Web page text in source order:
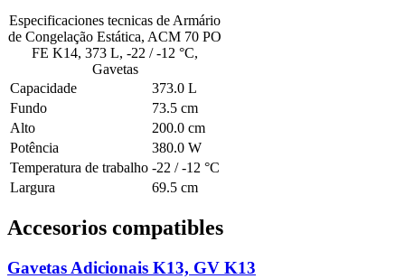
Especificaciones tecnicas de Armário
de Congelação Estática, ACM 70 PO
FE K14, 373 L, -22 / -12 °C,
Gavetas
Capacidade
373.0 L
Fundo
73.5 cm
Alto
200.0 cm
Potência
380.0 W
Temperatura de trabalho -22 / -12 °C
Largura
69.5 cm
Accesorios compatibles
Gavetas Adicionais K13, GV K13